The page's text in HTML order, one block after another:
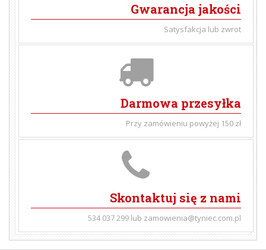
Gwarancja jakości
Satysfakcja lub zwrot
Darmowa przesyłka
Przy zamówieniu powyżej 150 zł
Skontaktuj się z nami
534 037 299 lub zamowienia@tyniec.com.pl